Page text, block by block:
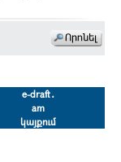
e-draft․
am
կայքում